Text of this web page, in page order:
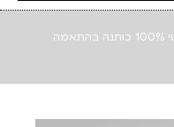
/ חולצת טי 100% כותנה בהתאמה